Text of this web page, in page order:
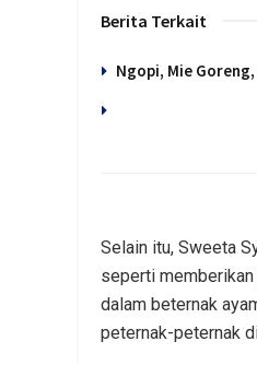
Berita Terkait
Ngopi, Mie
Selain itu, Sweeta
seperti
dalam beternak
peternak-peternak